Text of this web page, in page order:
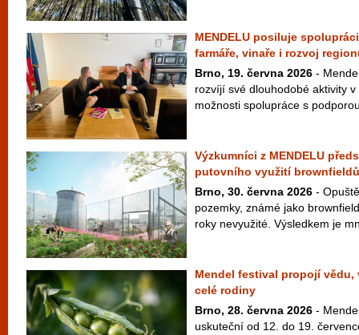
MENDELU posiluje
farmáře, vinaře i rozvoj
Brno, 19. června 2026 -
rozvíjí své dlouhodobé aktivity
možnosti spolupráce s
Výzkumníci z MENDELU
putovního využití brownfieldů
Brno, 30. června 2026 -
pozemky, známé jako
roky nevyužité. Výsledkem je
Mendel festival propojí vědu,
celé rodiny
Brno, 28. června 2026 -
uskuteční od 12. do 19.